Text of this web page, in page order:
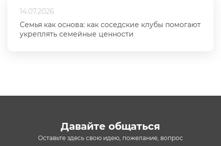
14.07.2026
Семья как основа: как соседские клубы помогают
укреплять семейные ценности
Давайте общаться
Оставьте здесь свою идею, пожелание, вопрос